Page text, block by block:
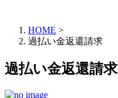
HOME >
過払い金返還請求
過払い金返還請求